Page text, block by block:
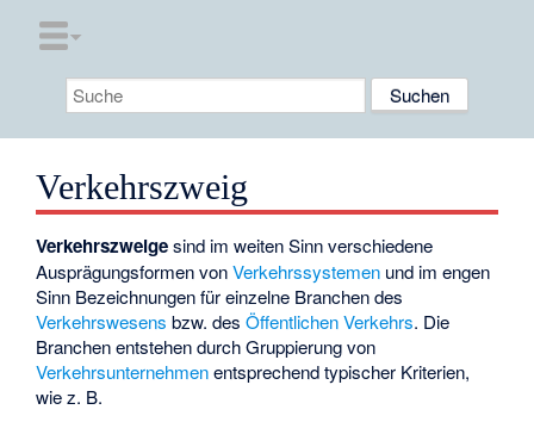
Verkehrszweig
Verkehrszweigesind im weiten Sinn verschiedene
Ausprägungsformen vonVerkehrssystemen und im engen
Sinn Bezeichnungen für einzelne Branchen des
Verkehrswesens bzw. desÖffentlichen Verkehrs. Die
Branchen entstehen durch Gruppierung von
Verkehrsunternehmenentsprechend typischer Kriterien,
wie z. B.